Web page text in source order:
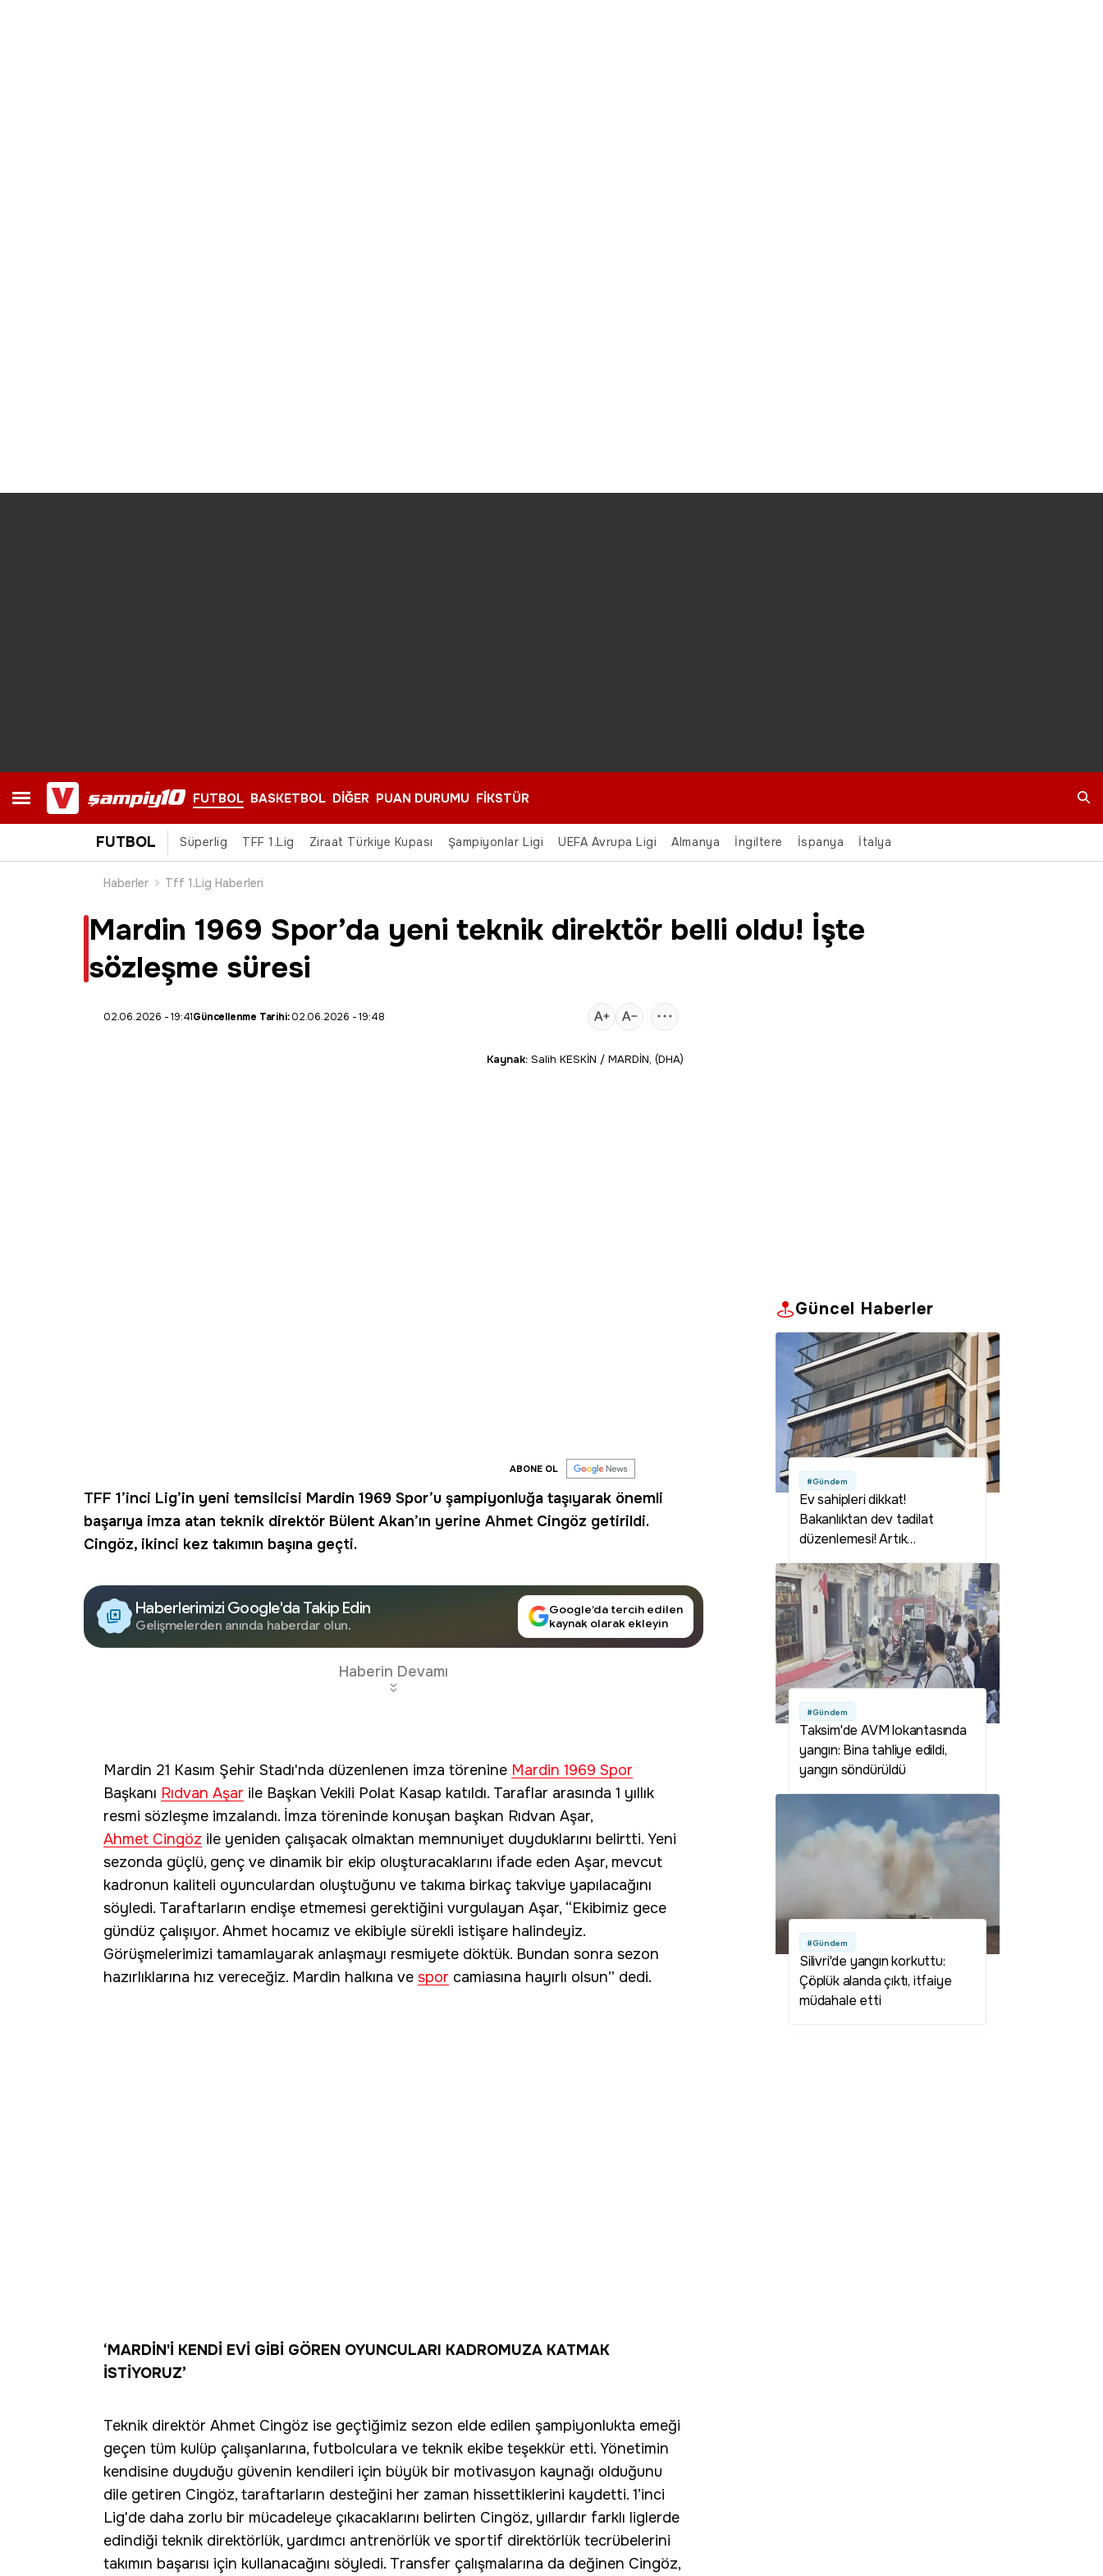
FUTBOL BASKETBOL DİĞER PUAN DURUMU FİKSTÜR
FUTBOL Süperlig TFF 1.Lig Ziraat Türkiye Kupası Şampiyonlar Ligi UEFA Avrupa Ligi Almanya İngiltere İspanya İtalya
Haberler Tff 1.Lig Haberleri
Mardin 1969 Spor’da yeni teknik direktör belli oldu! İşte
sözleşme süresi
02.06.2026 - 19:41Güncellenme Tarihi:02.06.2026 - 19:48
Kaynak: Salih KESKİN / MARDİN, (DHA)
ABONE OL
TFF 1’inci Lig’in yeni temsilcisi Mardin 1969 Spor’u şampiyonluğa taşıyarak önemli
başarıya imza atan teknik direktör Bülent Akan’ın yerine Ahmet Cingöz getirildi.
Cingöz, ikinci kez takımın başına geçti.
Haberlerimizi Google'da Takip Edin
Gelişmelerden anında haberdar olun.
Google’da tercih edilen
kaynak olarak ekleyin
Haberin Devamı
Mardin 21 Kasım Şehir Stadı'nda düzenlenen imza törenine Mardin 1969 Spor
Başkanı Rıdvan Aşar ile Başkan Vekili Polat Kasap katıldı. Taraflar arasında 1 yıllık
resmi sözleşme imzalandı. İmza töreninde konuşan başkan Rıdvan Aşar,
Ahmet Cingöz ile yeniden çalışacak olmaktan memnuniyet duyduklarını belirtti. Yeni
sezonda güçlü, genç ve dinamik bir ekip oluşturacaklarını ifade eden Aşar, mevcut
kadronun kaliteli oyunculardan oluştuğunu ve takıma birkaç takviye yapılacağını
söyledi. Taraftarların endişe etmemesi gerektiğini vurgulayan Aşar, “Ekibimiz gece
gündüz çalışıyor. Ahmet hocamız ve ekibiyle sürekli istişare halindeyiz.
Görüşmelerimizi tamamlayarak anlaşmayı resmiyete döktük. Bundan sonra sezon
hazırlıklarına hız vereceğiz. Mardin halkına ve spor camiasına hayırlı olsun” dedi.
‘MARDİN'İ KENDİ EVİ GİBİ GÖREN OYUNCULARI KADROMUZA KATMAK
İSTİYORUZ’
Teknik direktör Ahmet Cingöz ise geçtiğimiz sezon elde edilen şampiyonlukta emeği
geçen tüm kulüp çalışanlarına, futbolculara ve teknik ekibe teşekkür etti. Yönetimin
kendisine duyduğu güvenin kendileri için büyük bir motivasyon kaynağı olduğunu
dile getiren Cingöz, taraftarların desteğini her zaman hissettiklerini kaydetti. 1’inci
Lig'de daha zorlu bir mücadeleye çıkacaklarını belirten Cingöz, yıllardır farklı liglerde
edindiği teknik direktörlük, yardımcı antrenörlük ve sportif direktörlük tecrübelerini
takımın başarısı için kullanacağını söyledi. Transfer çalışmalarına da değinen Cingöz,
Güncel Haberler
#Gündem
Ev sahipleri dikkat!
Bakanlıktan dev tadilat
düzenlemesi! Artık
yaptırılmayacak
#Gündem
Taksim'de AVM lokantasında
yangın: Bina tahliye edildi,
yangın söndürüldü
#Gündem
Silivri'de yangın korkuttu:
Çöplük alanda çıktı, itfaiye
müdahale etti